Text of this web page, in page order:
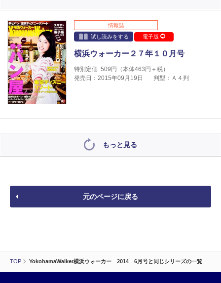
TOP YokohamaWalker横浜ウォーカー 2014 6月号と同じシリーズの一覧
情報誌
試し読みをする
電子版
横浜ウォーカー２７年１０月号
特別定価 509円（本体463円＋税）
発売日：2015年09月19日
判型：Ａ４判
もっと見る
元のページに戻る